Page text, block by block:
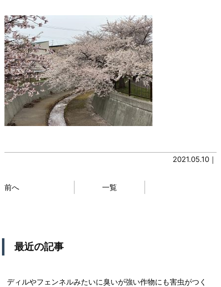
2021.05.10｜
前へ 一覧
最近の記事
ディルやフェンネルみたいに臭いが強い作物にも害虫がつく